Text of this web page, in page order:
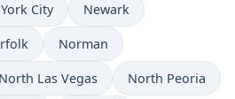
City Newark
Norman
North Las Vegas North Peoria